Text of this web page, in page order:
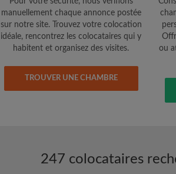
manuellement chaque annonce postée
sur notre site. Trouvez votre colocation
idéale, rencontrez les colocataires qui y
habitent et organisez des visites.
TROUVER UNE CHAMBRE
ou
247 colocataires